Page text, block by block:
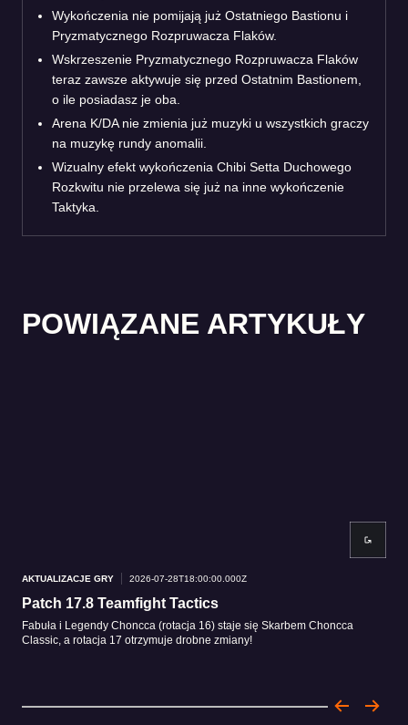
Wykończenia nie pomijają już Ostatniego Bastionu i
Pryzmatycznego Rozpruwacza Flaków.
Wskrzeszenie Pryzmatycznego Rozpruwacza Flaków
teraz zawsze aktywuje się przed Ostatnim Bastionem,
o ile posiadasz je oba.
Arena K/DA nie zmienia już muzyki u wszystkich graczy
na muzykę rundy anomalii.
Wizualny efekt wykończenia Chibi Setta Duchowego
Rozkwitu nie przelewa się już na inne wykończenie
Taktyka.
POWIĄZANE ARTYKUŁY
AKTUALIZACJE GRY 2026-07-28T18:00:00.000Z
Patch 17.8 Teamfight Tactics
Fabuła i Legendy Choncca (rotacja 16) staje się Skarbem Choncca
Classic, a rotacja 17 otrzymuje drobne zmiany!